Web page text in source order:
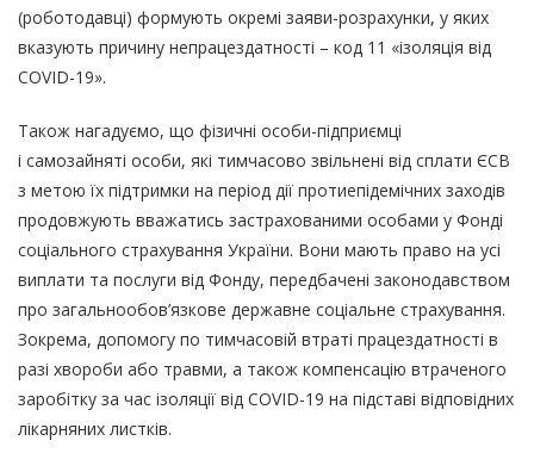
(роботодавці) формують окремі заяви-розрахунки, у яких
вказують причину непрацездатності – код 11 «ізоляція від
COVID-19».
Також нагадуємо, що фізичні особи-підприємці
і самозайняті особи, які тимчасово звільнені від сплати ЄСВ
з метою їх підтримки на період дії протиепідемічних заходів
продовжують вважатись застрахованими особами у Фонді
соціального страхування України. Вони мають право на усі
виплати та послуги від Фонду, передбачені законодавством
про загальнообов’язкове державне соціальне страхування.
Зокрема, допомогу по тимчасовій втраті працездатності в
разі хвороби або травми, а також компенсацію втраченого
заробітку за час ізоляції від COVID-19 на підставі відповідних
лікарняних листків.